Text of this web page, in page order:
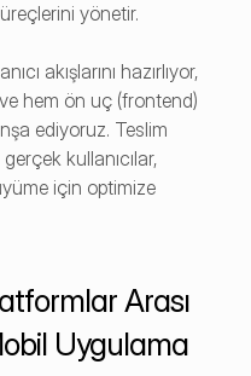
yönetir.
akışlarını hazırlıyor,
hem ön uç (frontend)
ediyoruz. Teslim
kullanıcılar,
için optimize
Arası
Uygulama